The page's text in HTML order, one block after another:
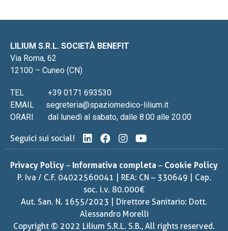
LILIUM S.R.L. SOCIETÀ BENEFIT
Via Roma, 62
12100 – Cuneo (CN)
TEL
+39 0171 693530
EMAIL
segreteria@spaziomedico-lilium.it
ORARI
dal lunedì al sabato, dalle 8.00 alle 20.00
Seguici sui social!
Privacy Policy – Informativa completa – Cookie Policy
P. Iva / C.F. 04022560041 | REA: CN – 330649 | Cap.
soc. i.v. 80.000€
Aut. San. N. 1655/2023 | Direttore Sanitario: Dott.
Alessandro Morelli
Copyright © 2022 Lilium S.R.L. S.B., All rights reserved.